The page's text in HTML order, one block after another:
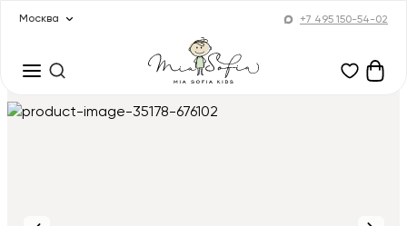
Москва +7 495 150-54-02